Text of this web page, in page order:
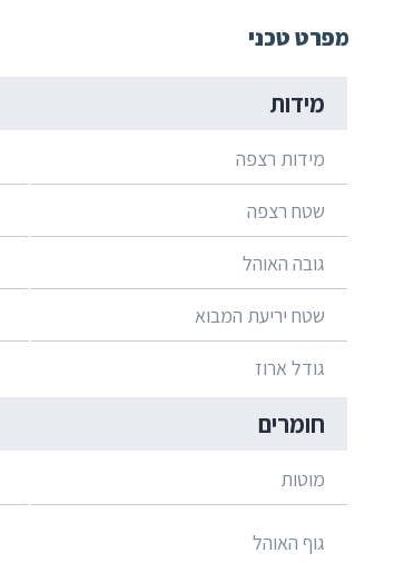
מפרט טכני
מידות
מידות רצפה
שטח רצפה
גובה האוהל
שטח יריעת המבוא
גודל ארוז
חומרים
מוטות
גוף האוהל